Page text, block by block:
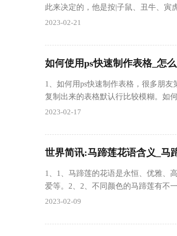
此来决定的，他是按|子鼠、丑牛、寅
2023-02-21
如何使用ps快速制作表格_怎
1、如何用ps快速制作表格，很多朋
复制出来的表格默认行比较模糊。如
2023-02-17
世界简讯:马蹄莲花语含义_马
1、1、马蹄莲的花语是永恒、优雅、
爱等。2、2、不同颜色的马蹄莲有不
2023-02-09